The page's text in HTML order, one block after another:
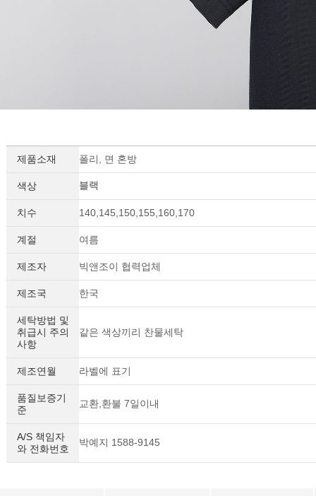
제품소재 폴리, 면 혼방
색상 블랙
치수 140,145,150,155,160,170
계절 여름
제조자 빅앤조이 협력업체
제조국 한국
세탁방법 및
취급시 주의
사항
같은 색상끼리 찬물세탁
제조연월 라벨에 표기
품질보증기
준
교환,환불 7일이내
A/S 책임자
와 전화번호
박예지 1588-9145